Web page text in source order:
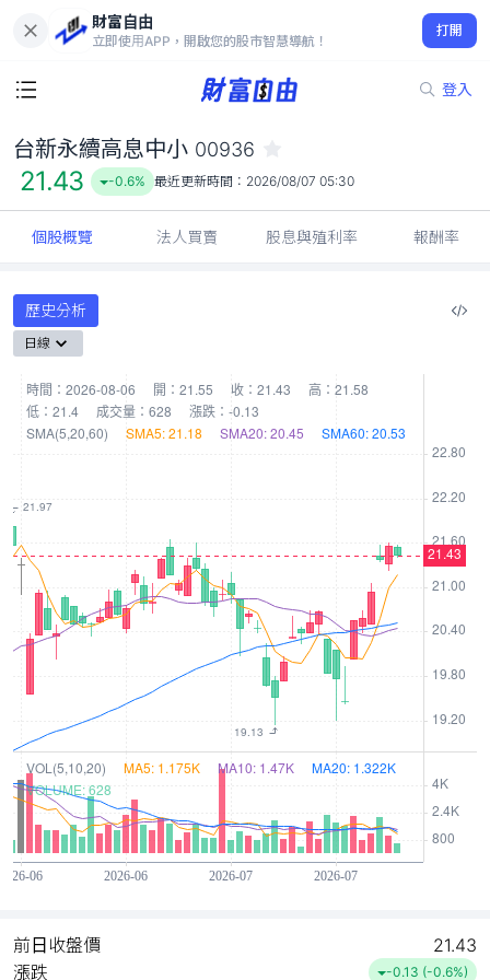
財富自由
立即使用APP，開啟您的股市智慧導航！
打開
登入
21.43
-0.6%
台新永續高息中小 00936
21.43 -0.6% 最近更新時間： 2026/08/07 05:30
個股概覽 法人買賣 股息與殖利率 報酬率
歷史分析
日線
前日收盤價
21.43
漲跌
-0.13 (-0.6%)